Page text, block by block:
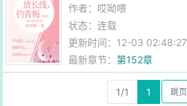
作者： 哎呦喂
状态：连载
更新时间：12-03 02:48:27
最新章节：第152章
1/1 1